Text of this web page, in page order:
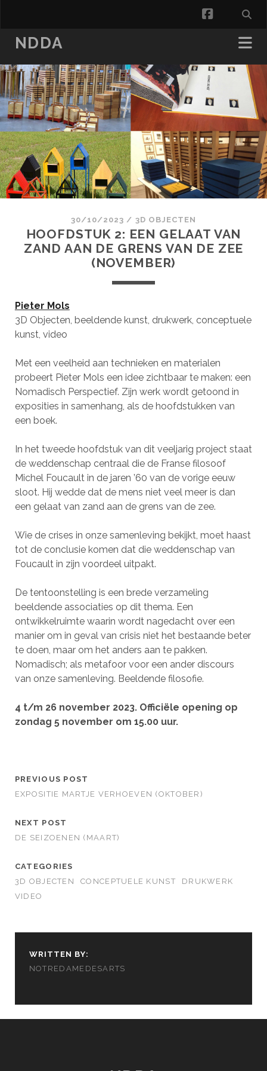
facebook
NDDA
30/10/2023 / 3D OBJECTEN
HOOFDSTUK 2: EEN GELAAT VAN
ZAND AAN DE GRENS VAN DE ZEE
(NOVEMBER)
Pieter Mols
3D Objecten, beeldende kunst, drukwerk, conceptuele
kunst, video
Met een veelheid aan technieken en materialen
probeert Pieter Mols een idee zichtbaar te maken: een
Nomadisch Perspectief. Zijn werk wordt getoond in
exposities in samenhang, als de hoofdstukken van
een boek.
In het tweede hoofdstuk van dit veeljarig project staat
de weddenschap centraal die de Franse filosoof
Michel Foucault in de jaren ’60 van de vorige eeuw
sloot. Hij wedde dat de mens niet veel meer is dan
een gelaat van zand aan de grens van de zee.
Wie de crises in onze samenleving bekijkt, moet haast
tot de conclusie komen dat die weddenschap van
Foucault in zijn voordeel uitpakt.
De tentoonstelling is een brede verzameling
beeldende associaties op dit thema. Een
ontwikkelruimte waarin wordt nagedacht over een
manier om in geval van crisis niet het bestaande beter
te doen, maar om het anders aan te pakken.
Nomadisch; als metafoor voor een ander discours
van onze samenleving. Beeldende filosofie.
4 t/m 26 november 2023. Officiële opening op
zondag 5 november om 15.00 uur.
PREVIOUS POST
EXPOSITIE MARTJE VERHOEVEN (OKTOBER)
NEXT POST
DE SEIZOENEN (MAART)
CATEGORIES
3D OBJECTEN
CONCEPTUELE KUNST
DRUKWERK
VIDEO
WRITTEN BY:
NOTREDAMEDESARTS